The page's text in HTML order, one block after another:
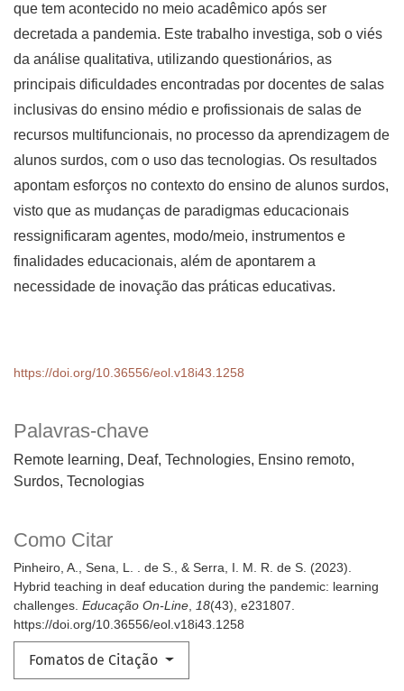
Palavras-chave
Remote learning, Deaf, Technologies Ensino remoto,
Surdos, Tecnologias
Como Citar
Pinheiro, A., Sena, L. . de S., & Serra, I. M. R. de S. (2023).
Hybrid teaching in deaf education during the pandemic: learning
challenges. Educação On-Line, 18(43), e231807.
https://doi.org/10.36556/eol.v18i43.1258
Fomatos de Citação
que tem acontecido no meio acadêmico após ser
decretada a pandemia. Este trabalho investiga, sob o viés
da análise qualitativa, utilizando questionários, as
principais dificuldades encontradas por docentes de salas
inclusivas do ensino médio e profissionais de salas de
recursos multifuncionais, no processo da aprendizagem de
alunos surdos, com o uso das tecnologias. Os resultados
apontam esforços no contexto do ensino de alunos surdos,
visto que as mudanças de paradigmas educacionais
ressignificaram agentes, modo/meio, instrumentos e
finalidades educacionais, além de apontarem a
necessidade de inovação das práticas educativas.
https://doi.org/10.36556/eol.v18i43.1258